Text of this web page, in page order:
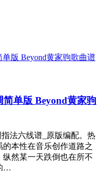
单版 Beyond黄家驹
法六线谱_原版编配。热
本性在音乐创作道路之
然某一天跌倒也在所不
…